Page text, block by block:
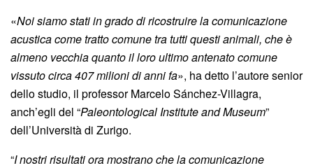
«Noi siamo stati in grado di ricostruire la comunicazione
acustica come tratto comune tra tutti questi animali, che è
almeno vecchia quanto il loro ultimo antenato comune
vissuto circa 407 milioni di anni fa», ha detto l’autore senior
dello studio, il professor Marcelo Sánchez-Villagra,
anch’egli del “Paleontological Institute and Museum”
dell’Università di Zurigo.
“I nostri risultati ora mostrano che la comunicazione